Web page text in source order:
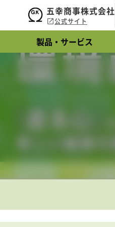
五幸商事株式会社
公式サイト
製品・サービス